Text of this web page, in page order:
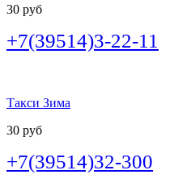
30 руб
+7(39514)3-22-11
Такси Зима
30 руб
+7(39514)32-300